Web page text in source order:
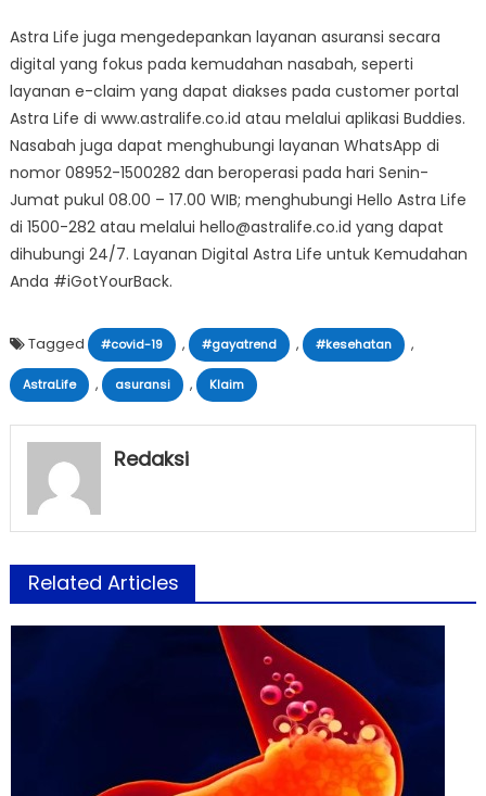
Astra Life juga mengedepankan layanan asuransi secara
digital yang fokus pada kemudahan nasabah, seperti
layanan e-claim yang dapat diakses pada customer portal
Astra Life di www.astralife.co.id atau melalui aplikasi Buddies.
Nasabah juga dapat menghubungi layanan WhatsApp di
nomor 08952-1500282 dan beroperasi pada hari Senin-
Jumat pukul 08.00 – 17.00 WIB; menghubungi Hello Astra Life
di 1500-282 atau melalui hello@astralife.co.id yang dapat
dihubungi 24/7. Layanan Digital Astra Life untuk Kemudahan
Anda #iGotYourBack.
Tagged #covid-19 , #gayatrend , #kesehatan ,
AstraLife , asuransi , Klaim
Redaksi
Related Articles